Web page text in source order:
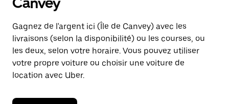
Gagnez de l'argent ici (Île de Canvey) avec les
livraisons (selon la disponibilité) ou les courses, ou
les deux, selon votre horaire. Vous pouvez utiliser
votre propre voiture ou choisir une voiture de
location avec Uber.